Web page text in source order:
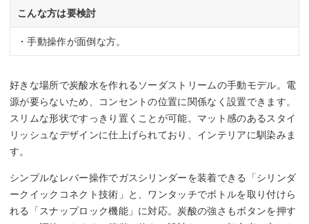
こんな方は要検討
・手動操作が面倒な方。
好きな場所で炭酸水を作れるソーダストリームの手動モデル。電
源が要らないため、コンセントの位置に関係なく設置できます。
スリムな形状ですっきり置くことが可能。マット感のあるスタイ
リッシュなデザインに仕上げられており、インテリアに馴染みま
す。
シンプルなレバー操作でガスシリンダーを装着できる「シリンダ
ークイックコネクト技術」と、ワンタッチでボトルを取り付けら
れる「スナップロック機能」に対応。炭酸の強さもボタンを押す